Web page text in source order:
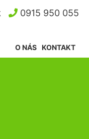
0915 950 055
KONTAKT
O NÁS